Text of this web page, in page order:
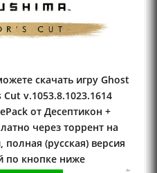
скачать игру Ghost
v.1053.8.1023.1614
от Десептикон +
через торрент на
(русская) версия
по кнопке ниже